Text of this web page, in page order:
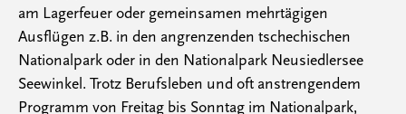
am Lagerfeuer oder gemeinsamen mehrtägigen
Ausflügen z.B. in den angrenzenden tschechischen
Nationalpark oder in den Nationalpark Neusiedlersee
Seewinkel. Trotz Berufsleben und oft anstrengendem
Programm von Freitag bis Sonntag im Nationalpark,